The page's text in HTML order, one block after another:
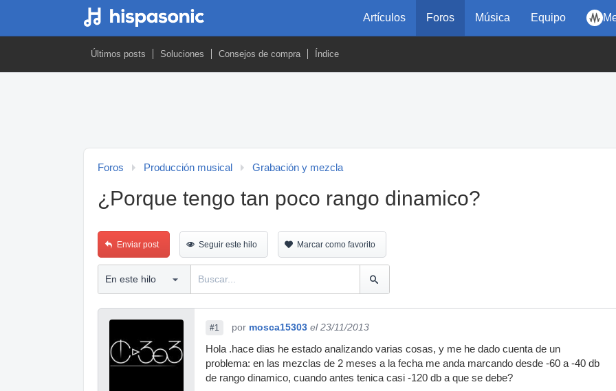
Artículos Foros Música Equipo
Últimos posts Soluciones Consejos de compra Índice
Foros Producción musical Grabación y mezcla
¿Porque tengo tan poco rango dinamico?
Enviar post Seguir este hilo Marcar como favorito
#1 por mosca15303 el 23/11/2013
Hola .hace dias he estado analizando varias cosas, y me he dado cuenta de un
problema: en las mezclas de 2 meses a la fecha me anda marcando desde -60 a -40 db
de rango dinamico, cuando antes tenica casi -120 db a que se debe?